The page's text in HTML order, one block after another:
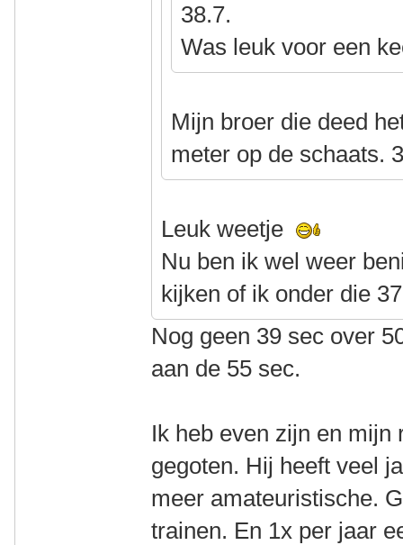
38.7.
Was leuk voor een
Mijn broer die deed
meter op de schaats.
Leuk weetje
Nu ben ik wel weer
kijken of ik onder die
Nog geen 39 sec over
aan de 55 sec.
Ik heb even zijn en
gegoten. Hij heeft veel
meer amateuristische.
trainen. En 1x per jaar